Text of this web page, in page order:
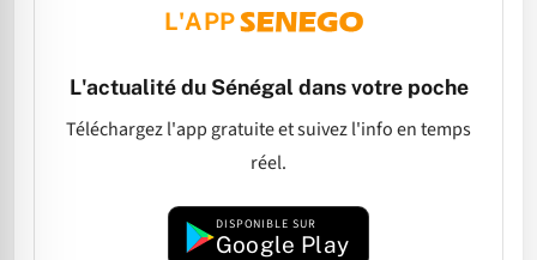
L'APP
L'actualité du Sénégal dans votre poche
Téléchargez l'app gratuite et suivez l'info en temps
réel.
DISPONIBLE SUR
Google Play